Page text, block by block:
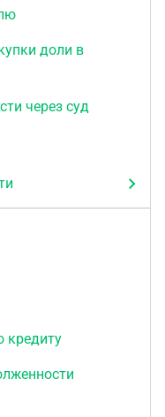
доли в
через суд
кредиту